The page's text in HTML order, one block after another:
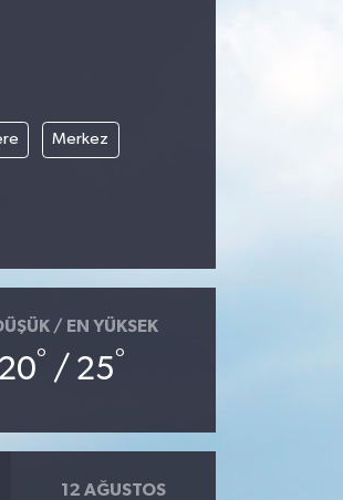
Merkez
/ EN YÜKSEK
20° / 25°
12 AĞUSTOS